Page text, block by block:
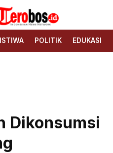
– Kabar terkini
siber yang
berita terbaru
terkini dari
POLITIK EDUKASI
Dikonsumsi